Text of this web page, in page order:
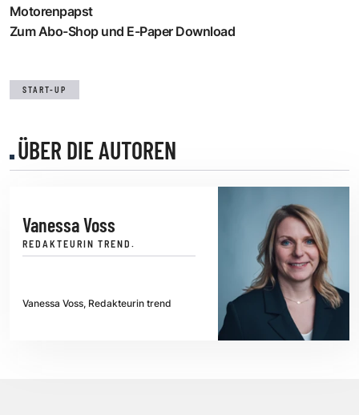
Motorenpapst
Zum Abo-Shop und E-Paper Download
START-UP
ÜBER DIE AUTOREN
Vanessa Voss
REDAKTEURIN TREND.
Vanessa Voss, Redakteurin trend